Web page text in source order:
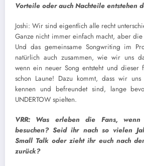
Vorteile oder auch Nachteile entstehen
Joshi: Wir sind eigentlich alle recht
Ganze nicht immer einfach macht, aber
Und das gemeinsame Songwriting im
natürlich auch zusammen, wie wir uns
wenn ein neuer Song entsteht und dieser
schon Laune! Dazu kommt, dass wir uns
kennen und befreundet sind, lange
UNDERTOW spielten.
VRR: Was erleben die Fans,
besuchen? Seid ihr nach so vielen
Small Talk oder zieht ihr euch nach
zurück?